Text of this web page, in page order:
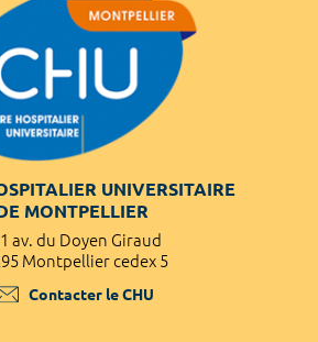
UNIVERSITAIRE
MONTPELLIER
av. du Doyen Giraud
Montpellier cedex 5
Contacter le CHU